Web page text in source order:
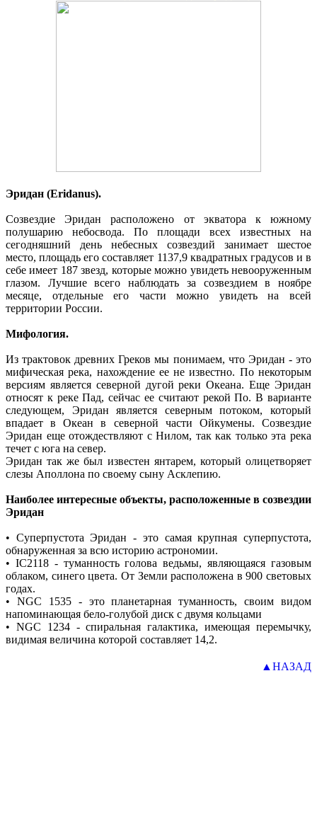
Эридан (Eridanus).
Созвездие Эридан расположено от экватора к южному
полушарию небосвода. По площади всех известных на
сегодняшний день небесных созвездий занимает шестое
место, площадь его составляет 1137,9 квадратных градусов и в
себе имеет 187 звезд, которые можно увидеть невооруженным
глазом. Лучшие всего наблюдать за созвездием в ноябре
месяце, отдельные его части можно увидеть на всей
территории России.
Мифология.
Из трактовок древних Греков мы понимаем, что Эридан - это
мифическая река, нахождение ее не известно. По некоторым
версиям является северной дугой реки Океана. Еще Эридан
относят к реке Пад, сейчас ее считают рекой По. В варианте
следующем, Эридан является северным потоком, который
впадает в Океан в северной части Ойкумены. Созвездие
Эридан еще отождествляют с Нилом, так как только эта река
течет с юга на север.
Эридан так же был известен янтарем, который олицетворяет
слезы Аполлона по своему сыну Асклепию.
Наиболее интересные объекты, расположенные в созвездии
Эридан
• Суперпустота Эридан - это самая крупная суперпустота,
обнаруженная за всю историю астрономии.
• IC2118 - туманность голова ведьмы, являющаяся газовым
облаком, синего цвета. От Земли расположена в 900 световых
годах.
• NGC 1535 - это планетарная туманность, своим видом
напоминающая бело-голубой диск с двумя кольцами
• NGC 1234 - спиральная галактика, имеющая перемычку,
видимая величина которой составляет 14,2.
▲НАЗАД